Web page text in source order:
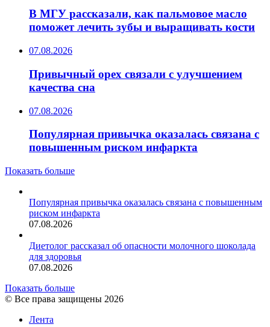
В МГУ рассказали, как пальмовое масло
поможет лечить зубы и выращивать кости
07.08.2026
Привычный орех связали с улучшением
качества сна
07.08.2026
Популярная привычка оказалась связана с
повышенным риском инфаркта
Показать больше
Популярная привычка оказалась связана с повышенным
риском инфаркта
07.08.2026
Диетолог рассказал об опасности молочного шоколада
для здоровья
07.08.2026
Показать больше
© Все права защищены 2026
Лента